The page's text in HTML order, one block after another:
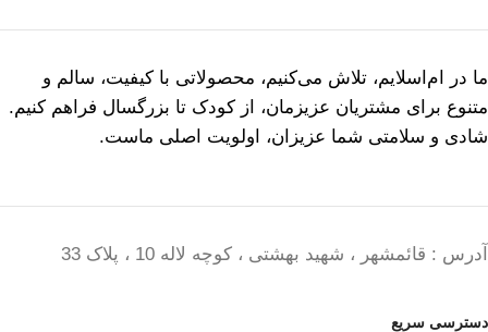
ما در ام‌اسلایم، تلاش می‌کنیم، محصولاتی با کیفیت، سالم و
متنوع برای مشتریان عزیزمان، از کودک تا بزرگسال فراهم کنیم.
شادی و سلامتی شما عزیزان، اولویت اصلی ماست.
آدرس : قائمشهر ، شهید بهشتی ، کوچه لاله 10 ، پلاک 33
دسترسی سریع